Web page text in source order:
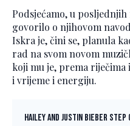
Podsjećamo, u
govorilo o njihovom
Iskra je, čini se, planula
rad na svom novom
koji mu je, prema
i vrijeme i energiju.
Hailey and Justin Bieber